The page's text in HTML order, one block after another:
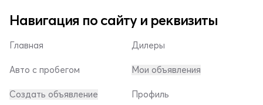
Навигация по сайту и реквизиты
Главная
Авто с пробегом
Создать объявление
Дилеры
Мои объявления
Профиль